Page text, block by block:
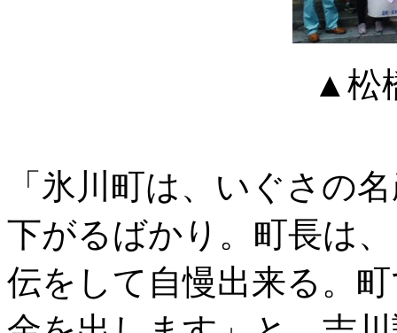
▲松
「氷川町は、いぐさの
下がるばかり。町長は
伝をして自慢出来る。